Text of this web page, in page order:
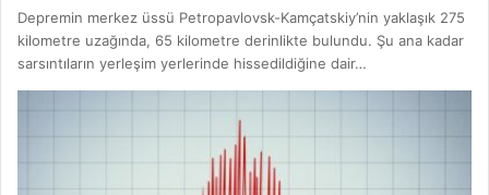
Depremin merkez üssü Petropavlovsk-Kamçatskiy’nin yaklaşık 275
kilometre uzağında, 65 kilometre derinlikte bulundu. Şu ana kadar
sarsıntıların yerleşim yerlerinde hissedildiğine dair…